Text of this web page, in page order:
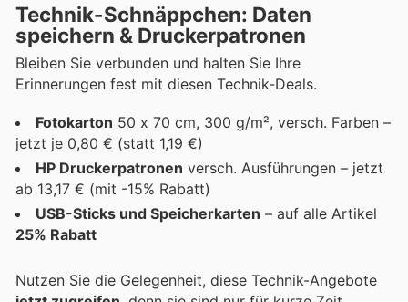
Technik-Schnäppchen: Daten
speichern & Druckerpatronen
Bleiben Sie verbunden und halten Sie Ihre
Erinnerungen fest mit diesen Technik-Deals.
Fotokarton 50 x 70 cm, 300 g/m², versch. Farben –
jetzt je 0,80 € (statt 1,19 €)
HP Druckerpatronen versch. Ausführungen – jetzt
ab 13,17 € (mit -15% Rabatt)
USB-Sticks und Speicherkarten – auf alle Artikel
25% Rabatt
Nutzen Sie die Gelegenheit, diese Technik-Angebote